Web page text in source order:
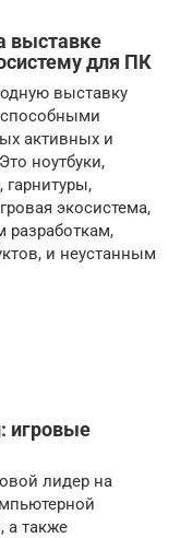
выставке
для ПК
выставку
активных и
ноутбуки,
экосистема,
разработкам,
и неустанным
игровые
лидер на
а также